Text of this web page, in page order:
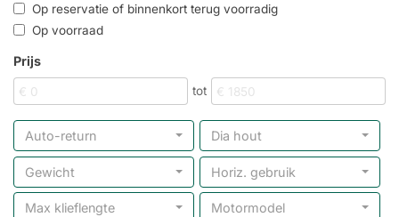
Op reservatie of binnenkort terug voorradig
Op voorraad
Prijs
tot
Auto-return Dia hout
Gewicht Horiz. gebruik
Max klieflengte Motormodel